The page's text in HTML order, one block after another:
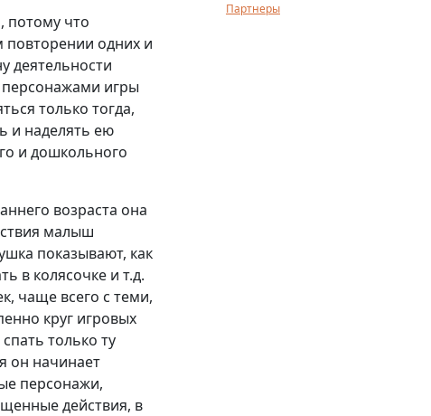
потому что
повторении одних и
деятельности
игры
только тогда,
и наделять ею
и дошкольного
возраста она
малыш
показывают, как
в колясочке и т.д.
чаще всего с теми,
круг игровых
только ту
он начинает
персонажи,
действия, в
Партнеры